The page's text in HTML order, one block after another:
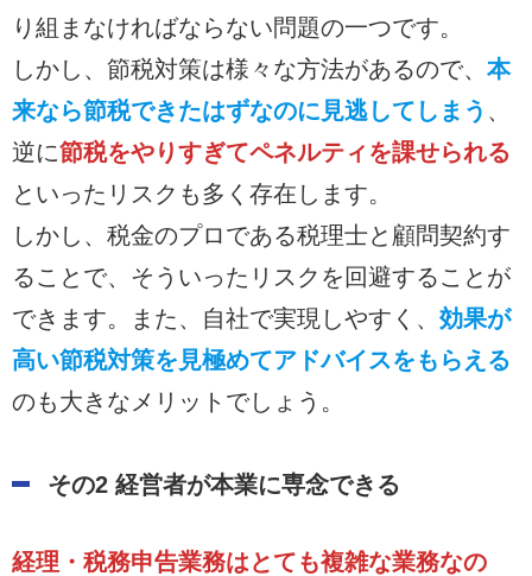
り組まなければならない問題の一つです。
しかし、節税対策は様々な方法があるので、 本
来なら節税できたはずなのに見逃してしまう 、
逆に節税をやりすぎてペネルティを課せられる
といったリスクも多く存在します。
しかし、税金のプロである税理士と顧問契約す
ることで、そういったリスクを回避することが
できます。また、自社で実現しやすく、 効果が
高い節税対策を見極めてアドバイスをもらえる
のも大きなメリットでしょう。
その2 経営者が本業に専念できる
経理・税務申告業務はとても複雑な業務なの